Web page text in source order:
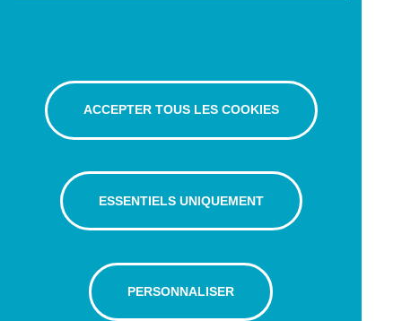
ACCEPTER TOUS LES COOKIES
ESSENTIELS UNIQUEMENT
PERSONNALISER